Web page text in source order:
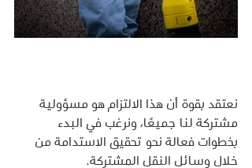
نعتقد بقوة أن هذا الالتزام هو مسؤولية
مشتركة لنا جميعًا، ونرغب في البدء
بخطوات فعالة نحو تحقيق الاستدامة من
خلال وسائل النقل المشتركة.